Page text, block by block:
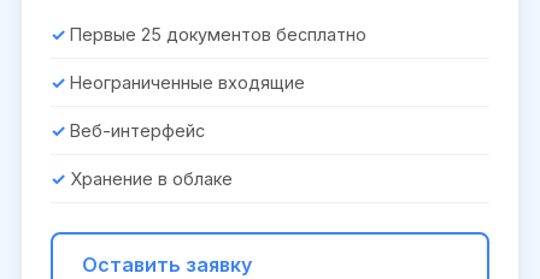
Первые 25 документов бесплатно
Неограниченные входящие
Веб-интерфейс
Хранение в облаке
Оставить заявку